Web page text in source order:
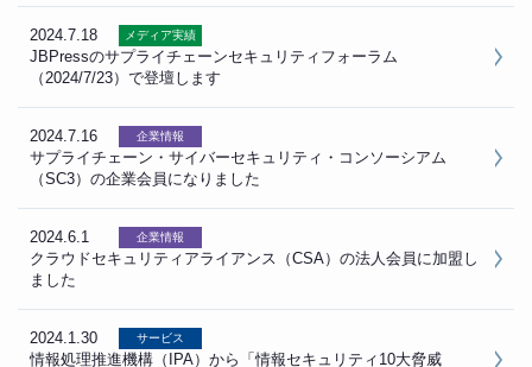
2024.7.18 メディア実績
JBPressのサプライチェーンセキュリティフォーラム
（2024/7/23）で登壇します
2024.7.16 企業情報
サプライチェーン・サイバーセキュリティ・コンソーシアム
（SC3）の企業会員になりました
2024.6.1 企業情報
クラウドセキュリティアライアンス（CSA）の法人会員に加盟し
ました
2024.1.30 サービス
情報処理推進機構（IPA）から「情報セキュリティ10大脅威